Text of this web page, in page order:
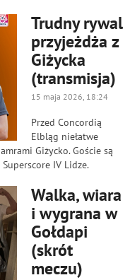
Trudny rywal
przyjeżdża z
Giżycka
(transmisja)
15 maja 2026, 18:24
Przed Concordią
Elbląg niełatwe
Giżycko. Goście są
IV Lidze.
Walka, wiara
i wygrana w
Gołdapi
(skrót
meczu)